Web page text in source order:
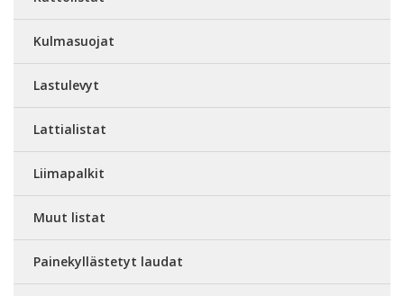
Kulmasuojat
Lastulevyt
Lattialistat
Liimapalkit
Muut listat
Painekyllästetyt laudat